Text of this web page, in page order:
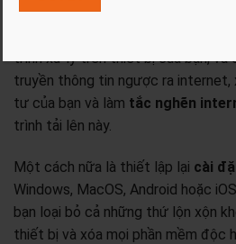
chương trình
trình xử lý trên thiết bị của bạn, và
truyền thông tin ngược ra internet,
tư của bạn và làm tắc nghẽn
trình tải lên này.
Một cách nữa là thiết lập lại cài
Windows, MacOS, Android hoặc
bạn loại bỏ cả những thứ lộn xộn
thiết bị và xóa mọi phần mềm độc